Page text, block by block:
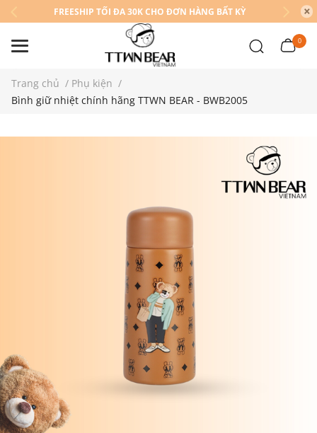
FREESHIP TỐI ĐA 30K CHO ĐƠN HÀNG BẤT KỲ
0
Trang chủ / Phụ kiện /
Bình giữ nhiệt chính hãng TTWN BEAR - BWB2005